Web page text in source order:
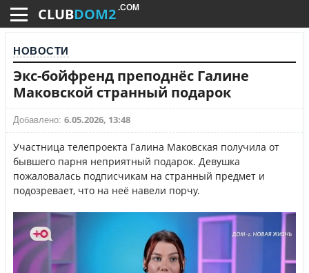
CLUBDOM2 .COM
НОВОСТИ
Экс-бойфренд преподнёс Галине
Маковской странный подарок
Добавлено: 6.05.2026, 13:48
Участница телепроекта Галина Маковская получила от
бывшего парня неприятный подарок. Девушка
пожаловалась подписчикам на странный предмет и
подозревает, что на неё навели порчу.